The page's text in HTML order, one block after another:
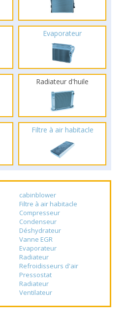
Evaporateur
Radiateur d'huile
Filtre à air habitacle
cabinblower
Filtre à air habitacle
Compresseur
Condenseur
Déshydrateur
Vanne EGR
Evaporateur
Radiateur
Refroidisseurs d'air
Pressostat
Radiateur
Ventilateur